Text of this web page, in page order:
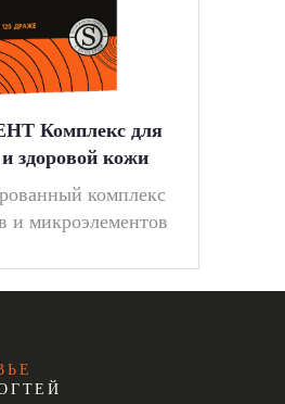
Комплекс для
здоровой кожи
комплекс
и микроэлементов